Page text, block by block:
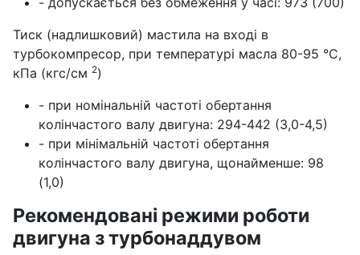
Тиск (надлишковий) мастила на вході в
турбокомпресор, при температурі масла 80-95 °С,
кПа (кгс/см 2)
- при номінальній частоті обертання
колінчастого валу двигуна: 294-442 (3,0-4,5)
- при мінімальній частоті обертання
колінчастого валу двигуна, щонайменше: 98
(1,0)
Рекомендовані режими роботи
двигуна з турбонаддувом